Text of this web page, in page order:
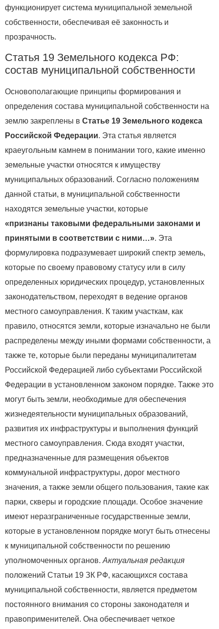
функционирует система муниципальной земельной
собственности, обеспечивая её законность и
прозрачность.
Статья 19 Земельного кодекса РФ:
состав муниципальной собственности
Основополагающие принципы формирования и
определения состава муниципальной собственности на
землю закреплены в Статье 19 Земельного кодекса
Российской Федерации. Эта статья является
краеугольным камнем в понимании того, какие именно
земельные участки относятся к имуществу
муниципальных образований. Согласно положениям
данной статьи, в муниципальной собственности
находятся земельные участки, которые
«признаны таковыми федеральными законами и
принятыми в соответствии с ними…». Эта
формулировка подразумевает широкий спектр земель,
которые по своему правовому статусу или в силу
определенных юридических процедур, установленных
законодательством, переходят в ведение органов
местного самоуправления. К таким участкам, как
правило, относятся земли, которые изначально не были
распределены между иными формами собственности, а
также те, которые были переданы муниципалитетам
Российской Федерацией либо субъектами Российской
Федерации в установленном законом порядке. Также это
могут быть земли, необходимые для обеспечения
жизнедеятельности муниципальных образований,
развития их инфраструктуры и выполнения функций
местного самоуправления. Сюда входят участки,
предназначенные для размещения объектов
коммунальной инфраструктуры, дорог местного
значения, а также земли общего пользования, такие как
парки, скверы и городские площади. Особое значение
имеют неразграниченные государственные земли,
которые в установленном порядке могут быть отнесены
к муниципальной собственности по решению
уполномоченных органов. Актуальная редакция
положений Статьи 19 ЗК РФ, касающихся состава
муниципальной собственности, является предметом
постоянного внимания со стороны законодателя и
правоприменителей. Она обеспечивает четкое